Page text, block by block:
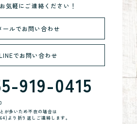
気軽にご連絡ください！
ールでお問い合わせ
でお問い合わせ
919-0415
が多いため不在の場合は
)より折り返しご連絡します。